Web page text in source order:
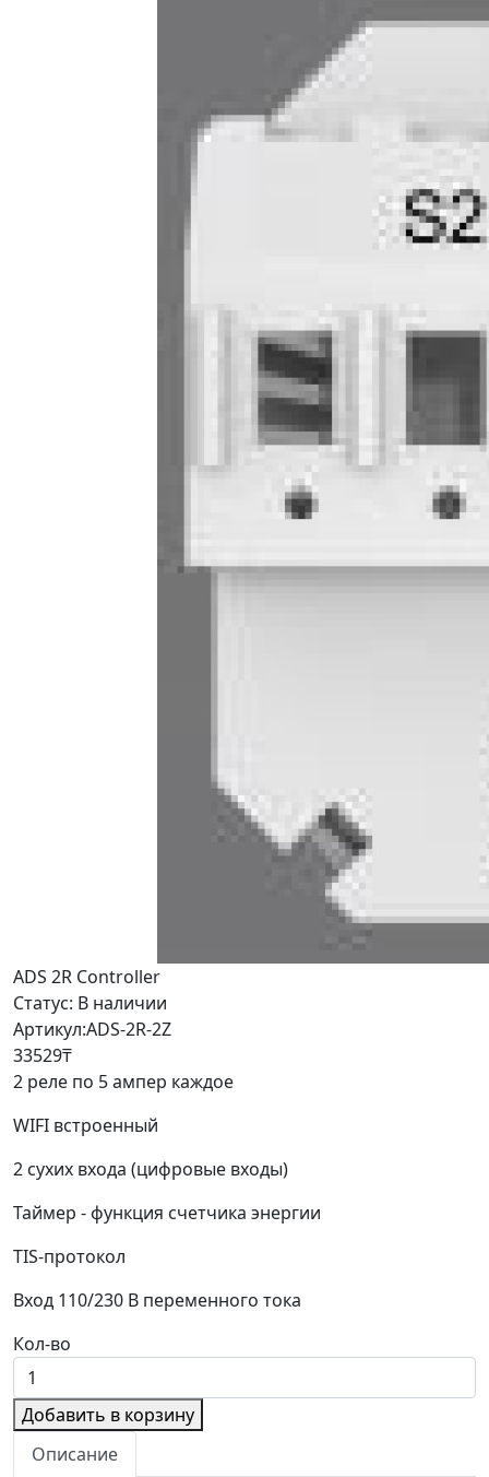
ADS 2R Controller
Статус: В наличии
Артикул:ADS-2R-2Z
33529₸
2 реле по 5 ампер каждое
WIFI встроенный
2 сухих входа (цифровые входы)
Таймер - функция счетчика энергии
TIS-протокол
Вход 110/230 В переменного тока
Кол-во
Добавить в корзину
Описание